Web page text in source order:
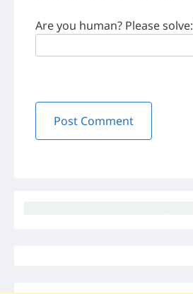
Are you human? Please solve: